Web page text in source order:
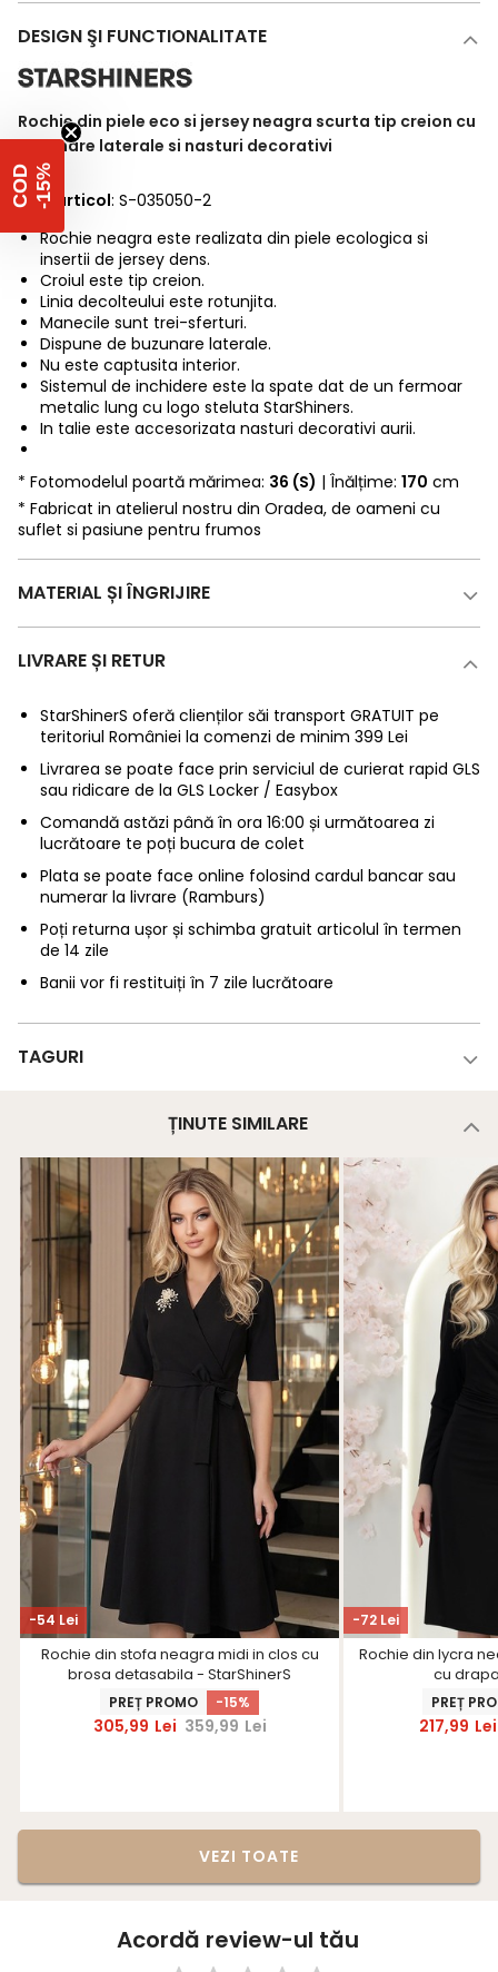
DESIGN ŞI FUNCTIONALITATE
Rochie din piele eco si jersey neagra scurta tip creion cu
buzunare laterale si nasturi decorativi
Cod articol: S-035050-2
Rochie neagra este realizata din piele ecologica si
insertii de jersey dens.
Croiul este tip creion.
Linia decolteului este rotunjita.
Manecile sunt trei-sferturi.
Dispune de buzunare laterale.
Nu este captusita interior.
Sistemul de inchidere este la spate dat de un fermoar
metalic lung cu logo steluta StarShiners.
In talie este accesorizata nasturi decorativi aurii.
* Fotomodelul poartă mărimea: 36 (S) | Înălțime: 170 cm
* Fabricat in atelierul nostru din Oradea, de oameni cu
suflet si pasiune pentru frumos
MATERIAL ȘI ÎNGRIJIRE
LIVRARE ȘI RETUR
StarShinerS oferă clienților săi transport GRATUIT pe
teritoriul României la comenzi de minim 399 Lei
Livrarea se poate face prin serviciul de curierat rapid GLS
sau ridicare de la GLS Locker / Easybox
Comandă astăzi până în ora 16:00 și următoarea zi
lucrătoare te poți bucura de colet
Plata se poate face online folosind cardul bancar sau
numerar la livrare (Ramburs)
Poți returna ușor și schimba gratuit articolul în termen
de 14 zile
Banii vor fi restituiți în 7 zile lucrătoare
TAGURI
ȚINUTE SIMILARE
-54 Lei
Rochie din stofa neagra midi in clos cu
brosa detasabila - StarShinerS
PREȚ PROMO -15%
305,99 Lei 359,99 Lei
-72 Lei
Rochie din lycra
cu
PREȚ
217,99 Lei
VEZI TOATE
Acordă review-ul tău
C
O
D
-
1
5 %